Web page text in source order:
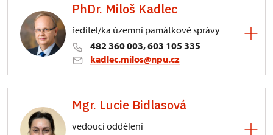
PhDr. Miloš Kadlec
ředitel/ka územní památkové správy
482 360 003, 603 105 335
kadlec.milos@npu.cz
3/, Sychrov 3
Mgr. Lucie Bidlasová
vedoucí oddělení